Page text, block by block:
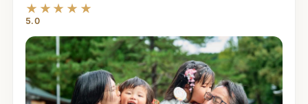
★★★★★
5.0